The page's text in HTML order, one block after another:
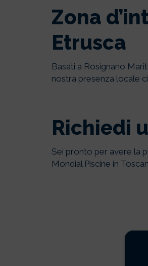
Zona
Etrusca
Basati a Rosignano
nostra presenza locale
Richiedi
Sei pronto per avere la
Mondial Piscine in